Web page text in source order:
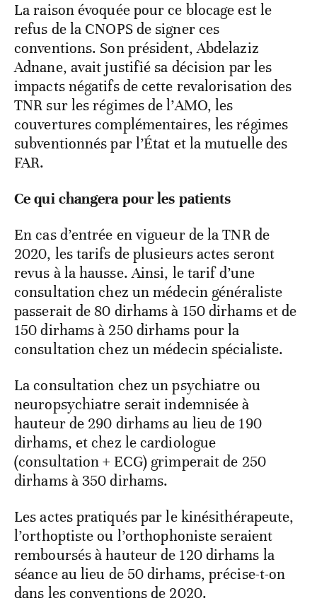
La raison évoquée pour ce blocage est le
refus de la CNOPS de signer ces
conventions. Son président, Abdelaziz
Adnane, avait justifié sa décision par les
impacts négatifs de cette revalorisation des
TNR sur les régimes de l’AMO, les
couvertures complémentaires, les régimes
subventionnés par l’État et la mutuelle des
FAR.
Ce qui changera pour les patients
En cas d’entrée en vigueur de la TNR de
2020, les tarifs de plusieurs actes seront
revus à la hausse. Ainsi, le tarif d’une
consultation chez un médecin généraliste
passerait de 80 dirhams à 150 dirhams et de
150 dirhams à 250 dirhams pour la
consultation chez un médecin spécialiste.
La consultation chez un psychiatre ou
neuropsychiatre serait indemnisée à
hauteur de 290 dirhams au lieu de 190
dirhams, et chez le cardiologue
(consultation + ECG) grimperait de 250
dirhams à 350 dirhams.
Les actes pratiqués par le kinésithérapeute,
l’orthoptiste ou l’orthophoniste seraient
remboursés à hauteur de 120 dirhams la
séance au lieu de 50 dirhams, précise-t-on
dans les conventions de 2020.